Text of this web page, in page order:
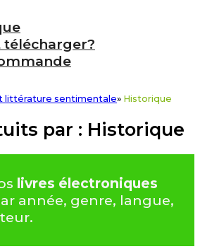
littérature sentimentale» Historique
par : Historique
livres électroniques
année, genre, langue,